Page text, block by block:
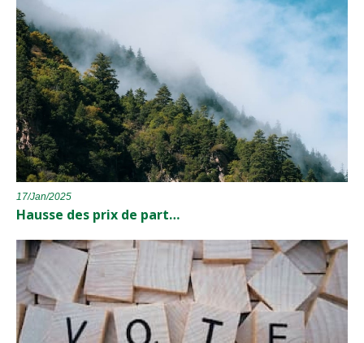
17/Jan/2025
Hausse des prix de part…